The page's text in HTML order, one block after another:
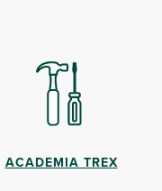
ACADEMIA TREX